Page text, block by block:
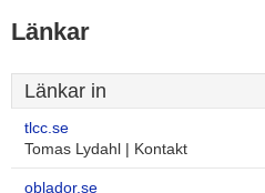
Länkar
Länkar in
tlcc.se
Tomas Lydahl | Kontakt
oblador.se